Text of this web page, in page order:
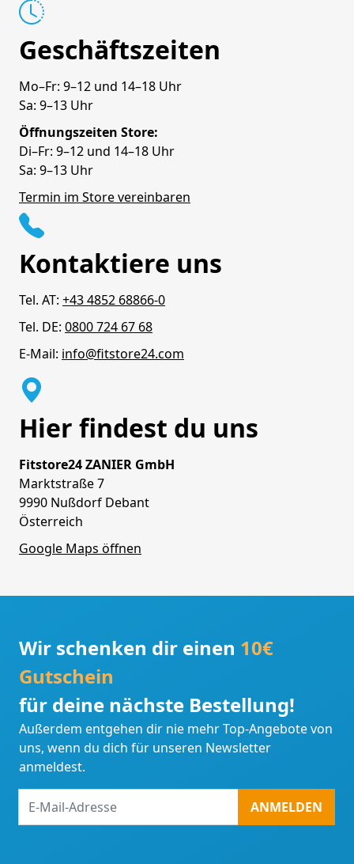
Geschäftszeiten
Mo–Fr: 9–12 und 14–18 Uhr
Sa: 9–13 Uhr
Öffnungszeiten Store:
Di–Fr: 9–12 und 14–18 Uhr
Sa: 9–13 Uhr
Termin im Store vereinbaren
Kontaktiere uns
Tel. AT: +43 4852 68866-0
Tel. DE: 0800 724 67 68
E-Mail: info@fitstore24.com
Hier findest du uns
Fitstore24 ZANIER GmbH
Marktstraße 7
9990 Nußdorf Debant
Österreich
Google Maps öffnen
Wir schenken dir einen 10€
Gutschein
für deine nächste Bestellung!
Außerdem entgehen dir nie mehr Top-Angebote von
uns, wenn du dich für unseren Newsletter
anmeldest.
Mail-
ANMELDEN